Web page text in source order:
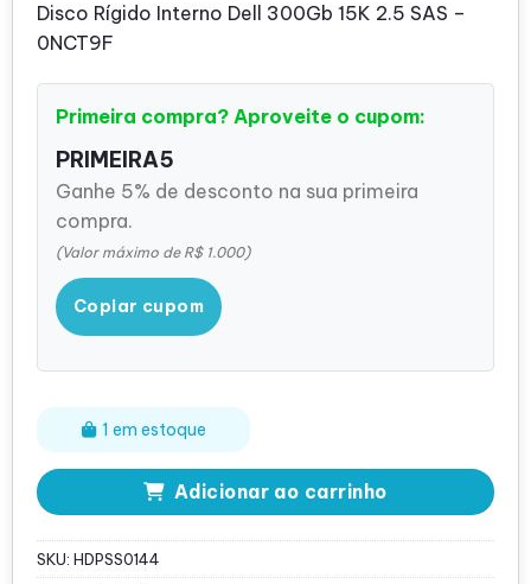
Disco Rígido Interno Dell 300Gb 15K 2.5 SAS –
0NCT9F
Primeira compra? Aproveite o cupom:
PRIMEIRA5
Ganhe 5% de desconto na sua primeira
compra.
(Valor máximo de R$ 1.000)
Copiar cupom
1 em estoque
Adicionar ao carrinho
SKU: HDPSS0144